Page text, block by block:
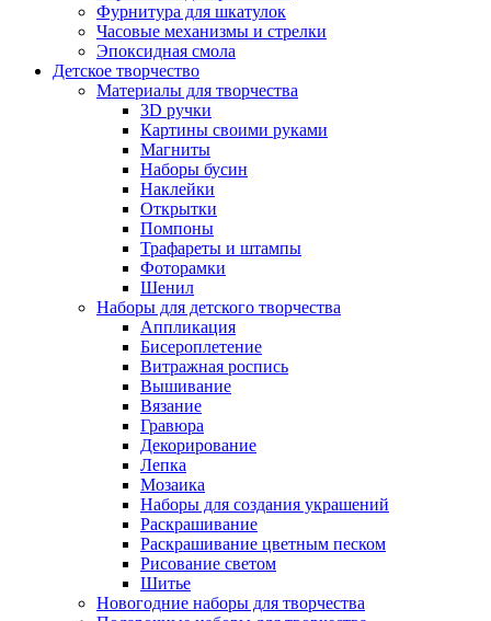
Фурнитура для шкатулок
Часовые механизмы и стрелки
Эпоксидная смола
Детское творчество
Материалы для творчества
3D ручки
Картины своими руками
Магниты
Наборы бусин
Наклейки
Открытки
Помпоны
Трафареты и штампы
Фоторамки
Шенил
Наборы для детского творчества
Аппликация
Бисероплетение
Витражная роспись
Вышивание
Вязание
Гравюра
Декорирование
Лепка
Мозаика
Наборы для создания украшений
Раскрашивание
Раскрашивание цветным песком
Рисование светом
Шитье
Новогодние наборы для творчества